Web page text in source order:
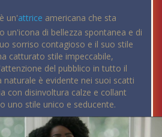
un'attrice americana che sta
un'icona di bellezza spontanea e di
sorriso contagioso e il suo stile
catturato stile impeccabile,
del pubblico in tutto il
naturale è evidente nei suoi scatti
con disinvoltura calze e collant
uno stile unico e seducente.